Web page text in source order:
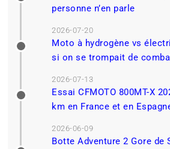
personne n’en parle
2026-07-20
Moto à hydrogène vs
si on se trompait de
2026-07-13
Essai CFMOTO 800MT-X
km en France et en
2026-06-09
Botte Adventure 2 Gore de